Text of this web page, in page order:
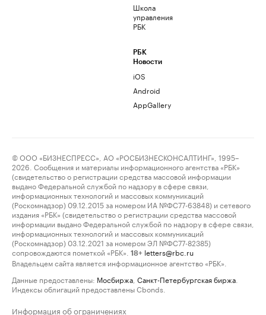
Школа
управления
РБК
РБК
Новости
iOS
Android
AppGallery
© ООО «БИЗНЕСПРЕСС», АО «РОСБИЗНЕСКОНСАЛТИНГ», 1995–
2026. Сообщения и материалы информационного агентства «РБК»
(свидетельство о регистрации средства массовой информации
выдано Федеральной службой по надзору в сфере связи,
информационных технологий и массовых коммуникаций
(Роскомнадзор) 09.12.2015 за номером ИА №ФС77-63848) и сетевого
издания «РБК» (свидетельство о регистрации средства массовой
информации выдано Федеральной службой по надзору в сфере связи,
информационных технологий и массовых коммуникаций
(Роскомнадзор) 03.12.2021 за номером ЭЛ №ФС77-82385)
сопровождаются пометкой «РБК».
18+ letters@rbc.ru
Владельцем сайта является информационное агентство «РБК».
Данные предоставлены: Мосбиржа Санкт-Петербургская биржа
Индексы облигаций предоставлены Cbonds.
Информация об ограничениях